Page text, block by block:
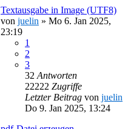
Textausgabe in Image (UTF8)
von juelin » Mo 6. Jan 2025,
23:19
1
2
3
32 Antworten
22222 Zugriffe
Letzter Beitrag von juelin
Do 9. Jan 2025, 13:24